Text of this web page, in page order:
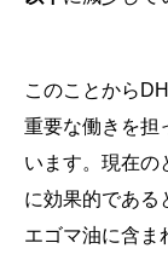
このことから
重要な働きを担
います。現在の
に効果的である
エゴマ油に含ま